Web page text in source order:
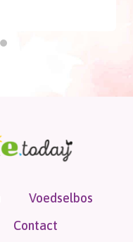
Voedselbos
Contact